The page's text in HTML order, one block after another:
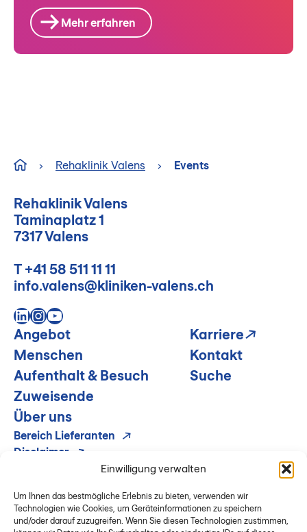
Einwilligung verwalten
Um Ihnen das bestmögliche Erlebnis zu bieten, verwenden wir
Technologien wie Cookies, um Geräteinformationen zu speichern
und/oder darauf zuzugreifen. Wenn Sie diesen Technologien zustimmen,
Mehr erfahren
› Rehaklinik Valens › Events
Rehaklinik Valens
Taminaplatz 1
7317 Valens
T +41 58 511 11 11
info.valens@kliniken-valens.ch
LinkedIn
Instagram
YouTube
Angebot
Menschen
Aufenthalt & Besuch
Zuweisende
Über uns
Karriere
Kontakt
Suche
Bereich Lieferanten
Disclaimer
Impressum & Datenschutz